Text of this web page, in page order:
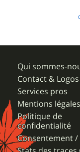
Qui sommes-
Contact & Logos
Services pros
Mentions légales
Politique de
confidentialité
Consentement /